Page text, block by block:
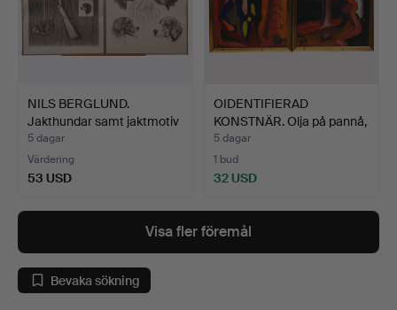
NILS BERGLUND.
Jakthundar samt jaktmotiv
m…
5 dagar
Värdering
53 USD
OIDENTIFIERAD
KONSTNÄR. Olja på pannå,
mot…
5 dagar
1 bud
32 USD
Visa fler föremål
Bevaka sökning